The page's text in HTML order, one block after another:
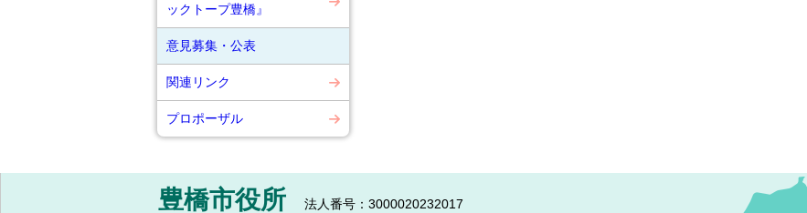
ックトープ豊橋』
意見募集・公表
関連リンク
プロポーザル
豊橋市役所 法人番号：3000020232017